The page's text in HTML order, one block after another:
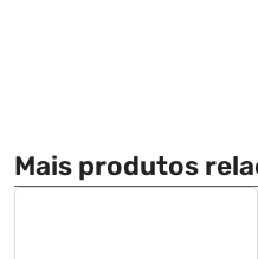
Mais produtos